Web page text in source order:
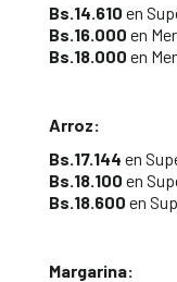
Bs.14.610 en
Bs.16.000 en
Bs.18.000 en
Arroz:
Bs.17.144 en
Bs.18.100 en
Bs.18.600 en
Margarina: